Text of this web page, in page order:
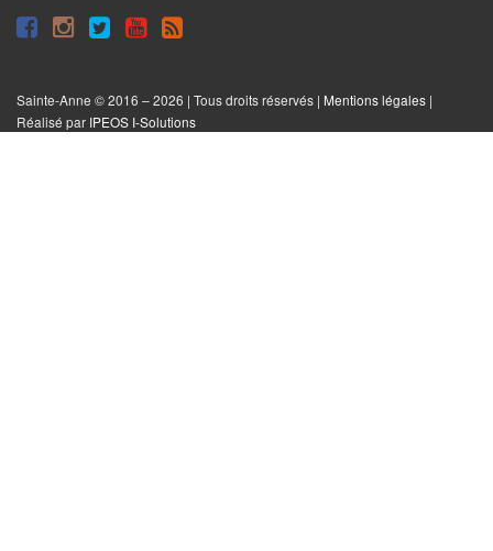
Suivre
Facebook
Suivre
Instagram
Suivre
Twitter
Syndiquer
le
site
Sainte-Anne © 2016 – 2026 | Tous droits réservés | Mentions légales |
Réalisé par IPEOS I-Solutions
Réinitialiser